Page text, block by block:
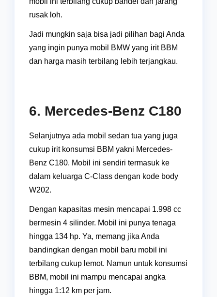
rusak loh.
Jadi mungkin saja bisa jadi pilihan bagi Anda
yang ingin punya mobil BMW yang irit BBM
dan harga masih terbilang lebih terjangkau.
6. Mercedes-Benz C180
Selanjutnya ada mobil sedan tua yang juga
cukup irit konsumsi BBM yakni Mercedes-
Benz C180. Mobil ini sendiri termasuk ke
dalam keluarga C-Class dengan kode body
W202.
Dengan kapasitas mesin mencapai 1.998 cc
bermesin 4 silinder. Mobil ini punya tenaga
hingga 134 hp. Ya, memang jika Anda
bandingkan dengan mobil baru mobil ini
terbilang cukup lemot. Namun untuk konsumsi
BBM, mobil ini mampu mencapai angka
hingga 1:12 km per jam.